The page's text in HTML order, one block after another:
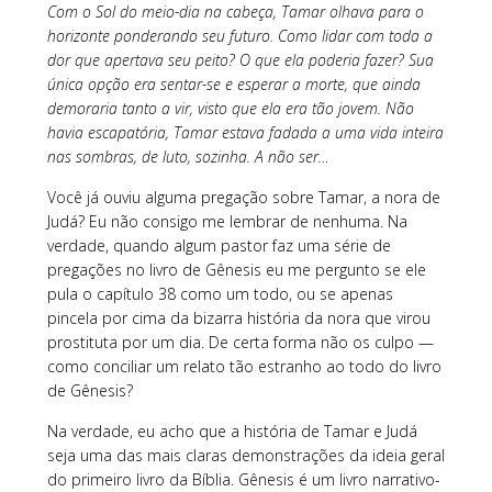
Com o Sol do meio-dia na cabeça, Tamar olhava para o
horizonte ponderando seu futuro. Como lidar com toda a
dor que apertava seu peito? O que ela poderia fazer? Sua
única opção era sentar-se e esperar a morte, que ainda
demoraria tanto a vir, visto que ela era tão jovem. Não
havia escapatória, Tamar estava fadada a uma vida inteira
nas sombras, de luto, sozinha. A não ser…
Você já ouviu alguma pregação sobre Tamar, a nora de
Judá? Eu não consigo me lembrar de nenhuma. Na
verdade, quando algum pastor faz uma série de
pregações no livro de Gênesis eu me pergunto se ele
pula o capítulo 38 como um todo, ou se apenas
pincela por cima da bizarra história da nora que virou
prostituta por um dia. De certa forma não os culpo —
como conciliar um relato tão estranho ao todo do livro
de Gênesis?
Na verdade, eu acho que a história de Tamar e Judá
seja uma das mais claras demonstrações da ideia geral
do primeiro livro da Bíblia. Gênesis é um livro narrativo-